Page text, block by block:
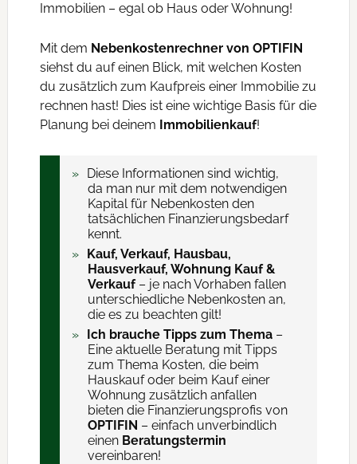
Immobilien – egal ob Haus oder Wohnung!
Mit dem Nebenkostenrechner von OPTIFIN
siehst du auf einen Blick, mit welchen Kosten
du zusätzlich zum Kaufpreis einer Immobilie zu
rechnen hast! Dies ist eine wichtige Basis für die
Planung bei deinem Immobilienkauf!
Diese Informationen sind wichtig,
da man nur mit dem notwendigen
Kapital für Nebenkosten den
tatsächlichen Finanzierungsbedarf
kennt.
Kauf, Verkauf, Hausbau,
Hausverkauf, Wohnung Kauf &
Verkauf– je nach Vorhaben fallen
unterschiedliche Nebenkosten an,
die es zu beachten gilt!
Ich brauche Tipps zum Thema–
Eine aktuelle Beratung mit Tipps
zum Thema Kosten, die beim
Hauskauf oder beim Kauf einer
Wohnung zusätzlich anfallen
bieten die Finanzierungsprofis von
OPTIFIN – einfach unverbindlich
einen Beratungstermin
vereinbaren!